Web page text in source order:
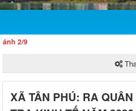
9
XÃ TÂN PHÚ: RA